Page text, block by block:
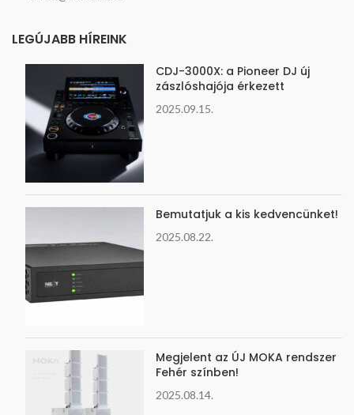
LEGÚJABB HÍREINK
CDJ-3000X: a Pioneer DJ új
zászlóshajója érkezett
2025.09.15.
Bemutatjuk a kis kedvencünket!
2025.08.22.
Megjelent az ÚJ MOKA rendszer
Fehér színben!
2025.08.14.